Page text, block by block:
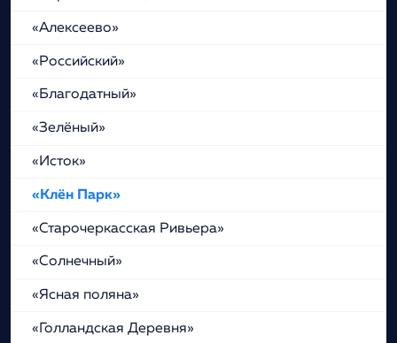
«Алексеево»
«Российский»
«Благодатный»
«Зелёный»
«Исток»
«Клён Парк»
«Старочеркасская Ривьера»
«Солнечный»
«Ясная поляна»
«Голландская Деревня»